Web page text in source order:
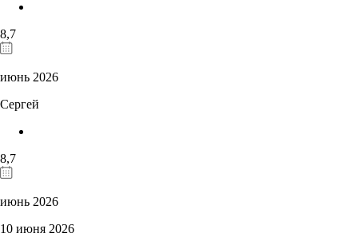
8,7
июнь 2026
Сергей
8,7
июнь 2026
10 июня 2026